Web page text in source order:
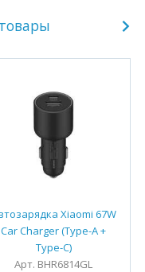
Xiaomi 67W
Car Charger (Type-A +
Type-C)
Арт. BHR6814GL